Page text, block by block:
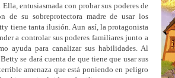
entusiasmada con probar sus poderes de
de su sobreprotectora madre de usar los
tiene tanta ilusión. Aun así, la protagonista
a controlar sus poderes familiares junto a
ayuda para canalizar sus habilidades. Al
se dará cuenta de que tiene que usar sus
amenaza que está poniendo en peligro